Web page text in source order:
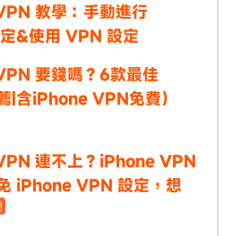
教學：手動進行
&使用 VPN 設定
要錢嗎？6款最佳
|含iPhone VPN免費）
連不上？iPhone VPN
iPhone VPN 設定，想